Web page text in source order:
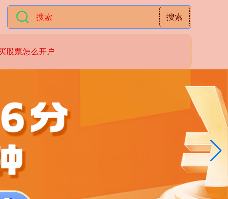
搜索
股票怎么开户